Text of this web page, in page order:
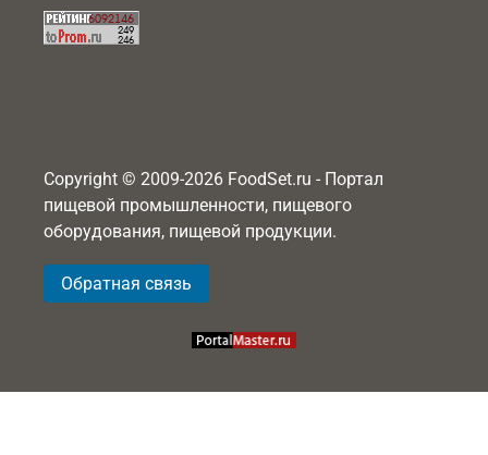
Copyright © 2009-2026 FoodSet.ru - Портал
пищевой промышленности, пищевого
оборудования, пищевой продукции.
Обратная связь